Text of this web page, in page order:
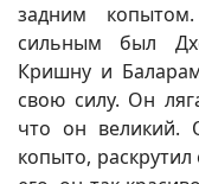
задним
сильным был
Кришну и
свою силу. Он
что он великий.
копыто, раскрутил